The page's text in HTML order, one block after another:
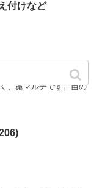
付けなど
定植しました。 苗は
んで玉ねぎは、でき
、藁マルチです。苗の